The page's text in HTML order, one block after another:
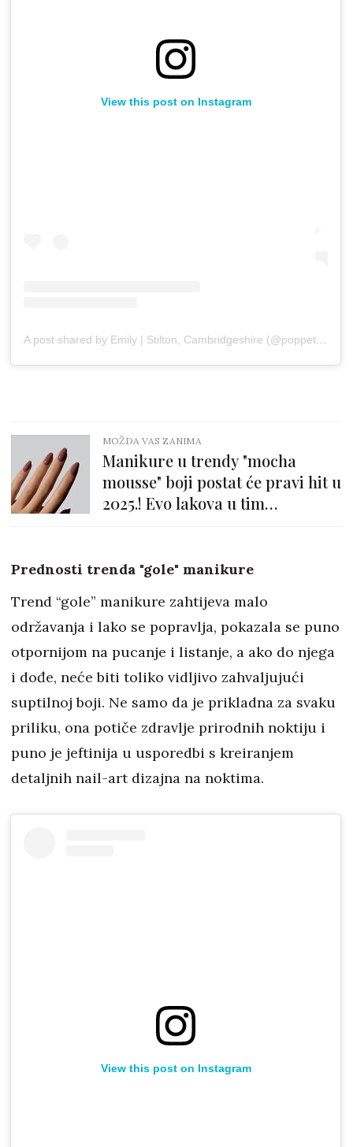
View this post on Instagram
A post shared by Emily | Stilton, Cambridgeshire (@poppetnails__)
MOŽDA VAS ZANIMA
Manikure u trendy "mocha
mousse" boji postat će pravi hit u
2025.! Evo lakova u tim
Prednosti trenda "gole" manikure
Trend “gole” manikure zahtijeva malo
održavanja i lako se popravlja, pokazala se puno
otpornijom na pucanje i listanje, a ako do njega
i dođe, neće biti toliko vidljivo zahvaljujući
suptilnoj boji. Ne samo da je prikladna za svaku
priliku, ona potiče zdravlje prirodnih noktiju i
puno je jeftinija u usporedbi s kreiranjem
detaljnih nail-art dizajna na noktima.
View this post on Instagram